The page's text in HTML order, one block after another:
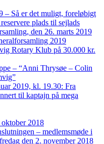
– Så er det muligt, foreløbigt
plads til sejlads
den 26. marts 2019
2019
Rotary Klub på 30.000 kr.
– “Anni Thrysøe – Colin
2019, kl. 19.30: Fra
til kaptajn på mega
2018
– medlemsmøde i
den 2. november 2018